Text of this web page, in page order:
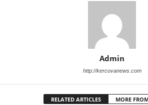
Admin
http://kercovanews.com
RELATED ARTICLES MORE